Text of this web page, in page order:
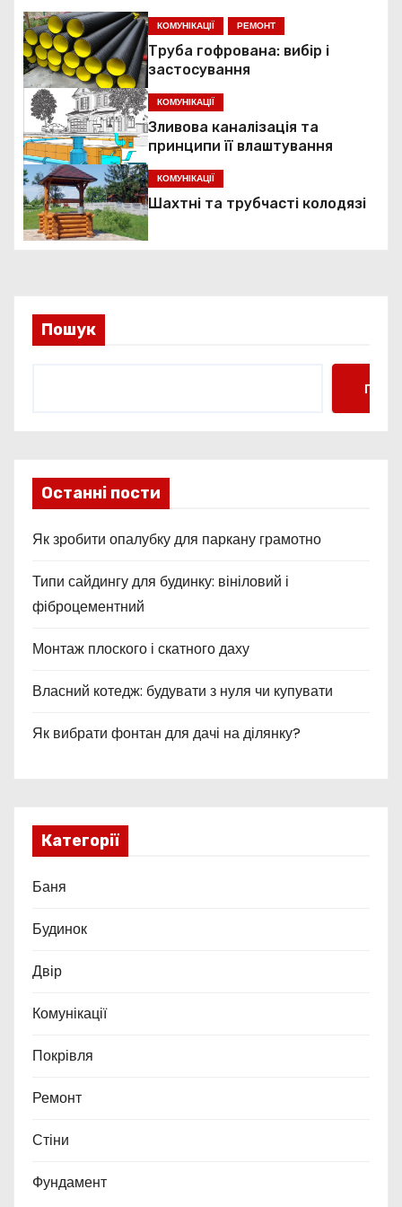
ц
і
я
з
а
п
КОМУНІКАЦІЇ РЕМОНТ
Труба гофрована: вибір і
застосування
КОМУНІКАЦІЇ
Зливова каналізація та
принципи її влаштування
КОМУНІКАЦІЇ
Шахтні та трубчасті колодязі
Пошук
Останні пости
Як зробити опалубку для паркану грамотно
Типи сайдингу для будинку: вініловий і
фіброцементний
Монтаж плоского і скатного даху
Власний котедж: будувати з нуля чи купувати
Як вибрати фонтан для дачі на ділянку?
Категорії
Баня
Будинок
Двір
Комунікації
Покрівля
Ремонт
Стіни
Фундамент